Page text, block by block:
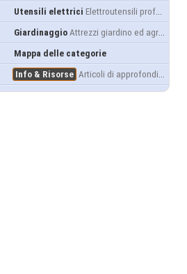
Utensili elettrici Elettroutensili professionali
Giardinaggio Attrezzi giardino ed agricoltura
Mappa delle categorie
Info & Risorse Articoli di approfondimento